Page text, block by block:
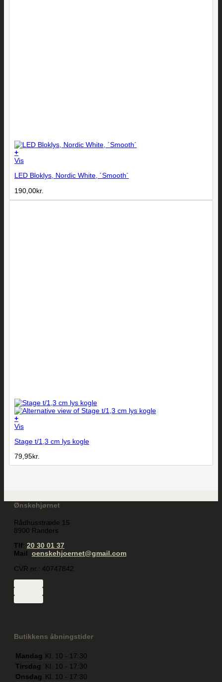
+
Vis
LED Bloklys, Nordic White, ´Smooth´
190,00kr.
+
Vis
Stage t/1,3 cm lys kogle
79,95kr.
Ønskehjørnet
Rådhusstræde 15
8900 Randers
Tlf: 20 30 01 37
Mail: oenskehjoernet@gmail.com
CVR nr.: 40747842
Butikkens åbningstider
Mandag Kl. 10 - 17:30
Tirsdag
Kl. 10 - 17:30
Onsdag Kl. 10 - 17:30